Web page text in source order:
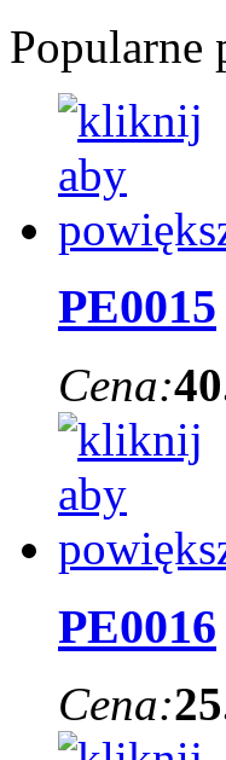
Popularne
PE0015
Cena:
PE0016
Cena: